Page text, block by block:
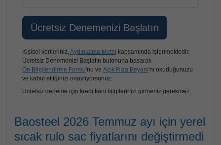
Kişisel verileriniz, Aydınlatma Metni kapsamında işlenmektedir.
Ücretsiz Denemenizi Başlatın butonuna basarak
Ön Bilgilendirme Formu'nu ve Açık Rıza Beyanı'nı okuduğunuzu
ve kabul ettiğinizi onaylıyorsunuz.
Ücretsiz deneme için kredi kartı bilgilerinizi girmeniz gerekmez.
Baosteel 2026 Temmuz ayı için yerel
sıcak rulo sac fiyatlarını değiştirmedi